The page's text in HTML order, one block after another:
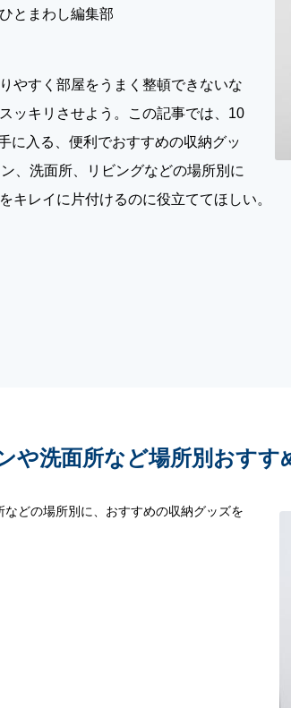
とまわし編集部
やすく部屋をうまく整頓できないな
ッキリさせよう。この記事では、10
に入る、便利でおすすめの収納グッ
、洗面所、リビングなどの場所別に
キレイに片付けるのに役立ててほしい。
や洗面所など場所別おすす
などの場所別に、おすすめの収納グッズを